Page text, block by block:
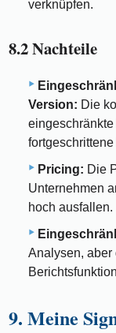
verknüpfen.
8.2 Nachteile
Version: Die
Pricing: Die
Unternehmen
hoch ausfallen.
Analysen, aber
9. Meine